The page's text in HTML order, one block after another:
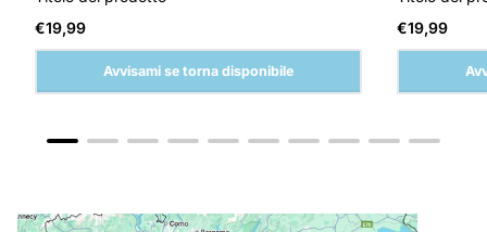
Prezzo
normale
€19,99
Avvisami se torna disponibile
Prezzo
normale
€19,99